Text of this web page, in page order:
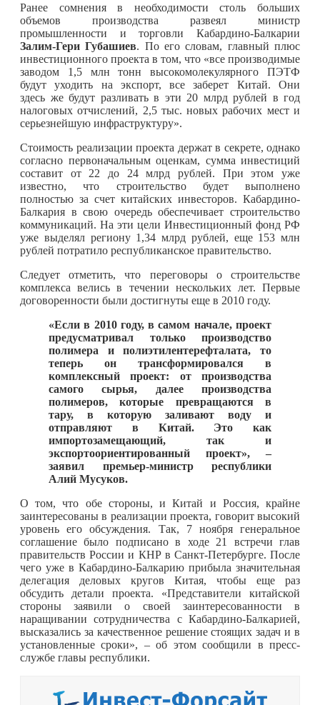
Ранее сомнения в необходимости столь больших
объемов производства развеял министр
промышленности и торговли Кабардино-Балкарии
Залим-Гери Губашиев. По его словам, главный плюс
инвестиционного проекта в том, что «все производимые
заводом 1,5 млн тонн высокомолекулярного ПЭТФ
будут уходить на экспорт, все заберет Китай. Они
здесь же будут разливать в эти 20 млрд рублей в год
налоговых отчислений, 2,5 тыс. новых рабочих мест и
серьезнейшую инфраструктуру».
Стоимость реализации проекта держат в секрете, однако
согласно первоначальным оценкам, сумма инвестиций
составит от 22 до 24 млрд рублей. При этом уже
известно, что строительство будет выполнено
полностью за счет китайских инвесторов. Кабардино-
Балкария в свою очередь обеспечивает строительство
коммуникаций. На эти цели Инвестиционный фонд РФ
уже выделял региону 1,34 млрд рублей, еще 153 млн
рублей потратило республиканское правительство.
Следует отметить, что переговоры о строительстве
комплекса велись в течении нескольких лет. Первые
договоренности были достигнуты еще в 2010 году.
«Если в 2010 году, в самом начале, проект
предусматривал только производство
полимера и полиэтилентерефталата, то
теперь он трансформировался в
комплексный проект: от производства
самого сырья, далее производства
полимеров, которые превращаются в
тару, в которую заливают воду и
отправляют в Китай. Это как
импортозамещающий, так и
экспортоориентированный проект», –
заявил премьер-министр республики
Алий Мусуков.
О том, что обе стороны, и Китай и Россия, крайне
заинтересованы в реализации проекта, говорит высокий
уровень его обсуждения. Так, 7 ноября генеральное
соглашение было подписано в ходе 21 встречи глав
правительств России и КНР в Санкт-Петербурге. После
чего уже в Кабардино-Балкарию прибыла значительная
делегация деловых кругов Китая, чтобы еще раз
обсудить детали проекта. «Представители китайской
стороны заявили о своей заинтересованности в
наращивании сотрудничества с Кабардино-Балкарией,
высказались за качественное решение стоящих задач и в
установленные сроки», – об этом сообщили в пресс-
службе главы республики.